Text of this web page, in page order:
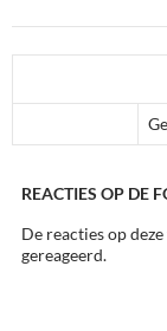
REACTIES OP DE
De reacties op
gereageerd.